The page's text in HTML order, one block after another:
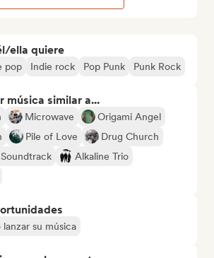
ella quiere
pop Indie rock Pop Punk Punk Rock
música similar a...
Microwave
Origami Angel
Pile of Love
Drug Church
Alkaline Trio
lanzar su música